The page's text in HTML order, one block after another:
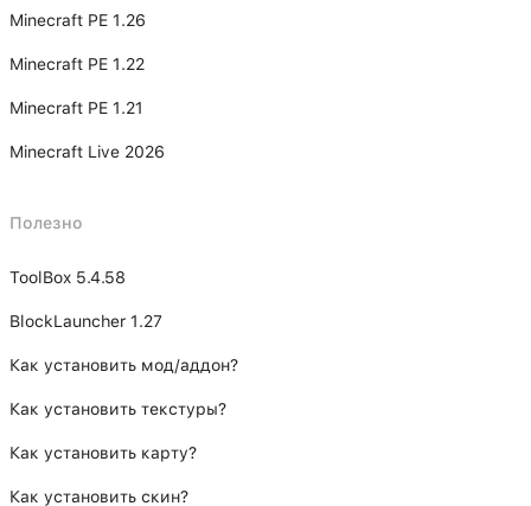
Minecraft PE 1.26
Minecraft PE 1.22
Minecraft PE 1.21
Minecraft Live 2026
Полезно
ToolBox 5.4.58
BlockLauncher 1.27
Как установить мод/аддон?
Как установить текстуры?
Как установить карту?
Как установить скин?